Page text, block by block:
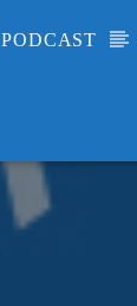
PODCAST